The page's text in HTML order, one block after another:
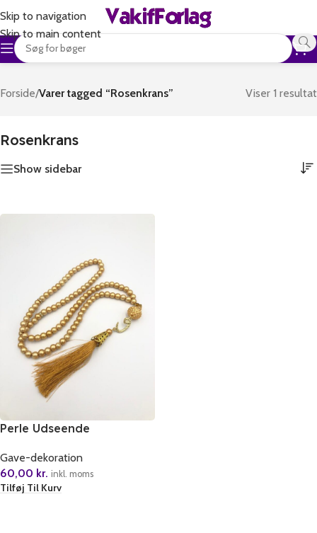
Skip to navigation
Skip to main content
Forside/Varer tagged “Rosenkrans” Viser 1 resultat
Rosenkrans
Show sidebar
Perle Udseende
Gave-dekoration
60,00 kr. inkl. moms
Tilføj Til Kurv